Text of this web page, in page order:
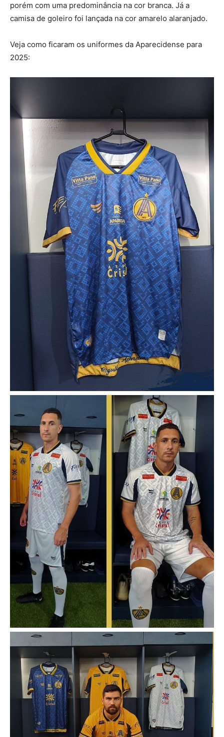
porém com uma predominância na cor branca. Já a
camisa de goleiro foi lançada na cor amarelo alaranjado.
Veja como ficaram os uniformes da Aparecidense para
2025: